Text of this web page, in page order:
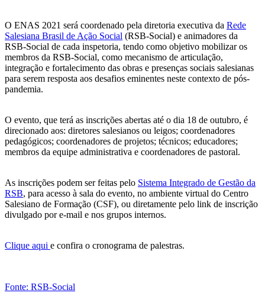
O ENAS 2021 será coordenado pela diretoria executiva da Rede
Salesiana Brasil de Ação Social (RSB-Social) e animadores da
RSB-Social de cada inspetoria, tendo como objetivo mobilizar os
membros da RSB-Social, como mecanismo de articulação,
integração e fortalecimento das obras e presenças sociais salesianas
para serem resposta aos desafios eminentes neste contexto de pós-
pandemia.
O evento, que terá as inscrições abertas até o dia 18 de outubro, é
direcionado aos: diretores salesianos ou leigos; coordenadores
pedagógicos; coordenadores de projetos; técnicos; educadores;
membros da equipe administrativa e coordenadores de pastoral.
As inscrições podem ser feitas pelo Sistema Integrado de Gestão da
RSB, para acesso à sala do evento, no ambiente virtual do Centro
Salesiano de Formação (CSF), ou diretamente pelo link de inscrição
divulgado por e-mail e nos grupos internos.
Clique aqui e confira o cronograma de palestras.
Fonte: RSB-Social